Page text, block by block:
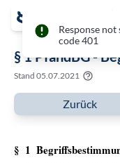
Response
code 401
§ 1 PfandBG -
Stand 05.07.2021
Zurück
§ 1